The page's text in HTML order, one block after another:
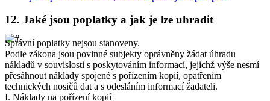
12. Jaké jsou poplatky a jak je lze uhradit
Správní poplatky nejsou stanoveny.
Podle zákona jsou povinné subjekty oprávněny žádat úhradu
nákladů v souvislosti s poskytováním informací, jejichž výše nesmí
přesáhnout náklady spojené s pořízením kopií, opatřením
technických nosičů dat a s odesláním informací žadateli.
I. Náklady na pořízení kopií